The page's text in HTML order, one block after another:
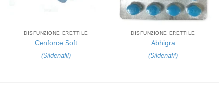
DISFUNZIONE ERETTILE
Cenforce Soft
(Sildenafil)
DISFUNZIONE ERETTILE
Abhigra
(Sildenafil)